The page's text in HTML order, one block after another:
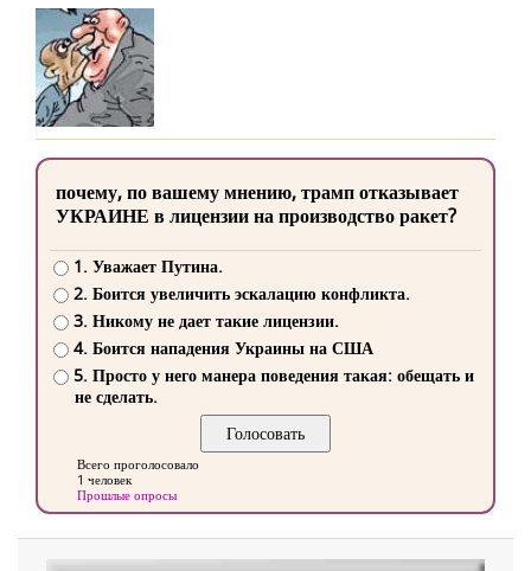
почему, по вашему мнению, трамп отказывает
УКРАИНЕ в лицензии на производство ракет?
1. Уважает Путина.
2. Боится увеличить эскалацию конфликта.
3. Никому не дает такие лицензии.
4. Боится нападения Украины на США
5. Просто у него манера поведения такая: обещать и
не сделать.
Всего проголосовало
1 человек
Прошлые опросы